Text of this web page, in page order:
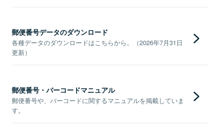
郵便番号データのダウンロード
各種データのダウンロードはこちらから。（2026年7月31日
更新）
郵便番号・バーコードマニュアル
郵便番号や、バーコードに関するマニュアルを掲載していま
す。